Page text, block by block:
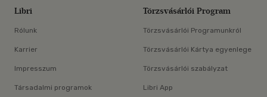
Libri
Rólunk
Karrier
Impresszum
Társadalmi programok
Törzsvásárlói Program
Törzsvásárlói Programunkról
Törzsvásárlói Kártya egyenlege
Törzsvásárlói szabályzat
Libri App